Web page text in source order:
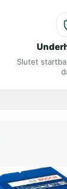
Slutet